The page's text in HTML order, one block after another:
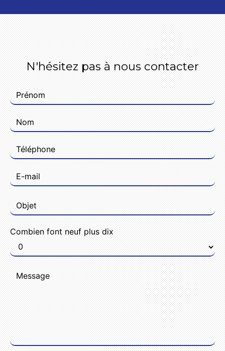
N'hésitez pas à nous contacter
Combien font neuf plus dix